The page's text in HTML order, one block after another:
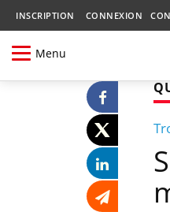
INSCRIPTION CONNEXION
Menu